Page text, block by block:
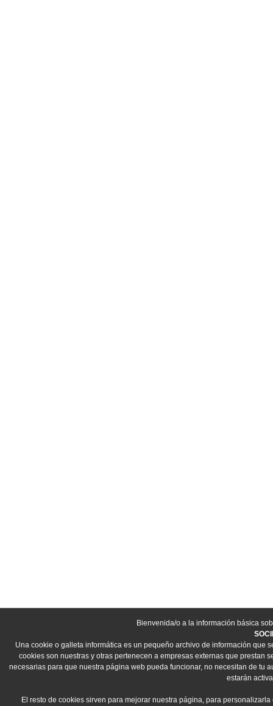
Bienvenida/o a la información básica
Una cookie o galleta informática es un pequeño archivo de información que
cookies son nuestras y otras pertenecen a empresas externas que prestan
necesarias para que nuestra página web pueda funcionar, no necesitan de tu
estarán
El resto de cookies sirven para mejorar nuestra página, para